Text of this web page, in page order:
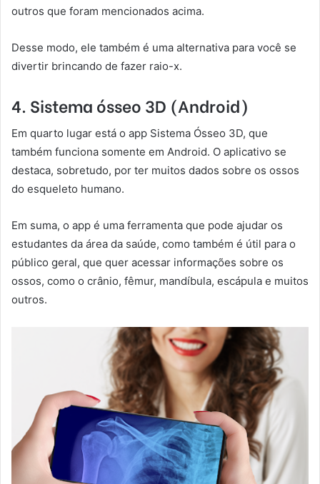
outros que foram mencionados acima.
Desse modo, ele também é uma alternativa para você se
divertir brincando de fazer raio-x.
4. Sistema ósseo 3D (Android)
Em quarto lugar está o app Sistema Ósseo 3D, que
também funciona somente em Android. O aplicativo se
destaca, sobretudo, por ter muitos dados sobre os ossos
do esqueleto humano.
Em suma, o app é uma ferramenta que pode ajudar os
estudantes da área da saúde, como também é útil para o
público geral, que quer acessar informações sobre os
ossos, como o crânio, fêmur, mandíbula, escápula e muitos
outros.